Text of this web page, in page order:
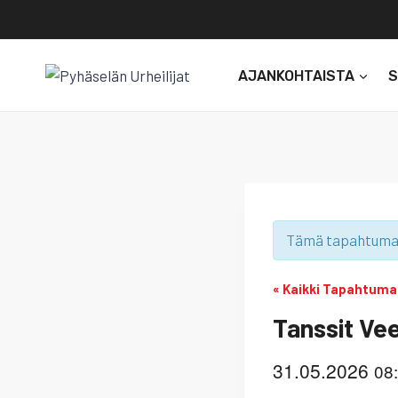
sisältöön
AJANKOHTAISTA
Tämä
« Kaikki
Tanssit
31.05.2026